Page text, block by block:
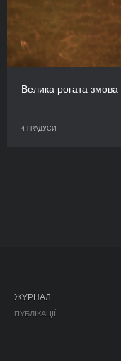
Велика рогата змова
4 ГРАДУСИ
ЖУРНАЛ
ПУБЛІКАЦІЇ